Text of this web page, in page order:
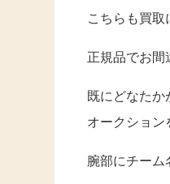
こちらも買取
正規品でお間
既にどなたか
オークション
腕部にチーム